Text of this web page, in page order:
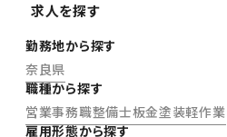
求人を探す
勤務地から探す
奈良県
職種から探す
営業事務職整備士板金塗装軽作業
雇用形態から探す